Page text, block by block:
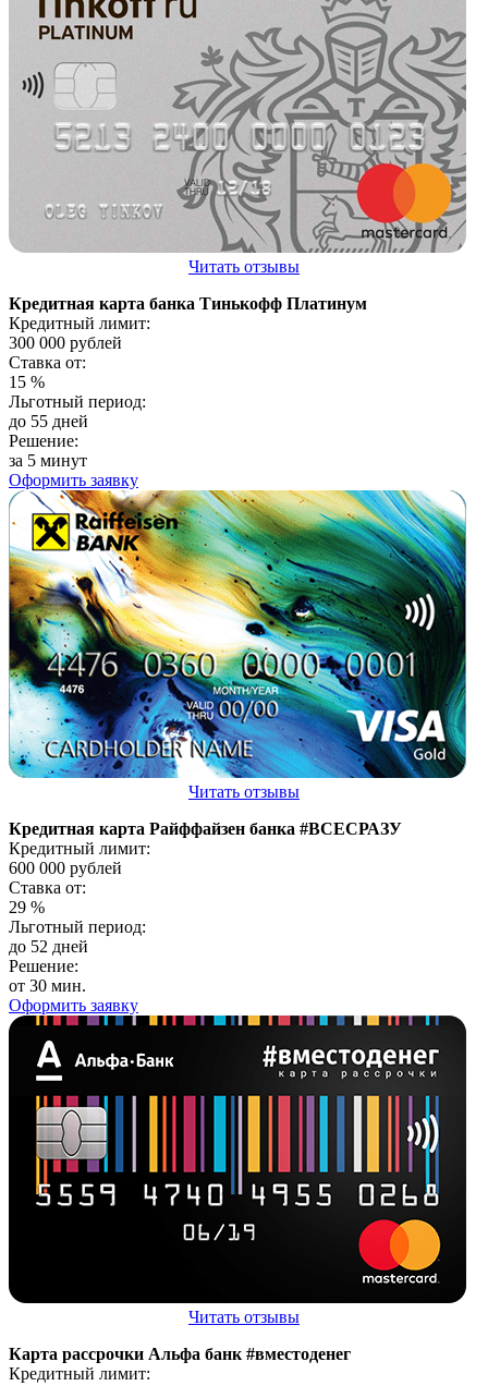
Читать отзывы
Кредитная карта банка Тинькофф Платинум
Кредитный лимит:
300 000 рублей
Ставка от:
15 %
Льготный период:
до 55 дней
Решение:
за 5 минут
Оформить заявку
Читать отзывы
Кредитная карта Райффайзен банка #ВСЕСРАЗУ
Кредитный лимит:
600 000 рублей
Ставка от:
29 %
Льготный период:
до 52 дней
Решение:
от 30 мин.
Оформить заявку
Читать отзывы
Карта рассрочки Альфа банк #вместоденег
Кредитный лимит: